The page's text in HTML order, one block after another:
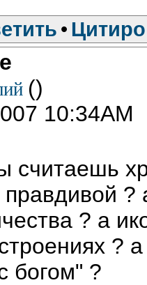
•
()
10:34AM
считаешь
?
? а
?
богом" ?